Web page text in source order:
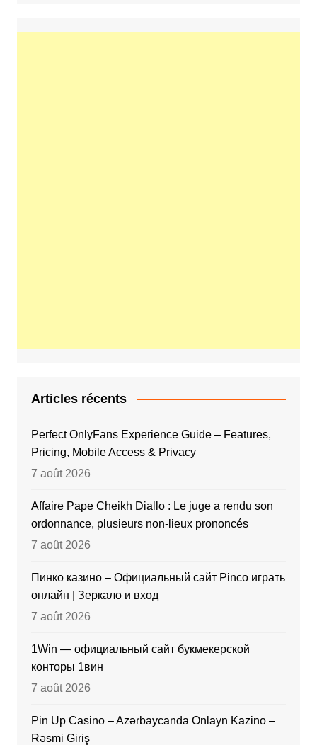
Articles récents
Perfect OnlyFans Experience Guide – Features,
Pricing, Mobile Access & Privacy
7 août 2026
Affaire Pape Cheikh Diallo : Le juge a rendu son
ordonnance, plusieurs non-lieux prononcés
7 août 2026
Пинко казино – Официальный сайт Pinco играть
онлайн | Зеркало и вход
7 août 2026
1Win — официальный сайт букмекерской
конторы 1вин
7 août 2026
Pin Up Casino – Azərbaycanda Onlayn Kazino –
Rəsmi Giriş